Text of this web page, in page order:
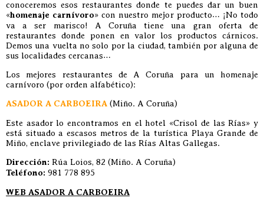
conoceremos esos restaurantes donde te puedes dar un buen
«homenaje carnívoro» con nuestro mejor producto… ¡No todo
va a ser marisco! A Coruña tiene una gran oferta de
restaurantes donde ponen en valor los productos cárnicos.
Demos una vuelta no solo por la ciudad, también por alguna de
sus localidades cercanas…
Los mejores restaurantes de A Coruña para un homenaje
carnívoro (por orden alfabético):
ASADOR A CARBOEIRA (Miño. A Coruña)
Este asador lo encontramos en el hotel «Crisol de las Rías» y
está situado a escasos metros de la turística Playa Grande de
Miño, enclave privilegiado de las Rías Altas Gallegas.
Dirección: Rúa Loios, 82 (Miño. A Coruña)
Teléfono: 981 778 895
WEB ASADOR A CARBOEIRA